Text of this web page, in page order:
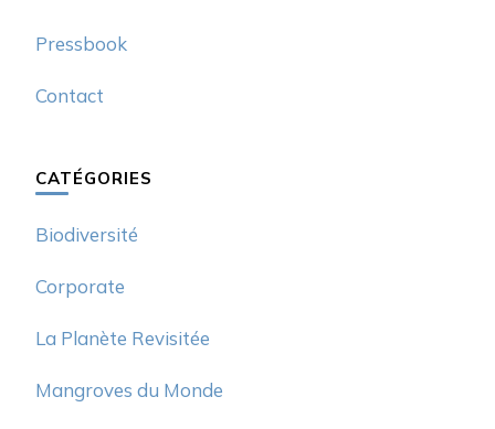
Pressbook
Contact
CATÉGORIES
Biodiversité
Corporate
La Planète Revisitée
Mangroves du Monde